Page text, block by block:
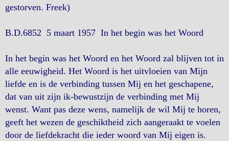
gestorven. Freek)
B.D.6852 5 maart 1957 In het begin was het Woord
In het begin was het Woord en het Woord zal blijven tot in
alle eeuwigheid. Het Woord is het uitvloeien van Mijn
liefde en is de verbinding tussen Mij en het geschapene,
dat van uit zijn ik-bewustzijn de verbinding met Mij
wenst. Want pas deze wens, namelijk de wil Mij te horen,
geeft het wezen de geschiktheid zich aangeraakt te voelen
door de liefdekracht die ieder woord van Mij eigen is.